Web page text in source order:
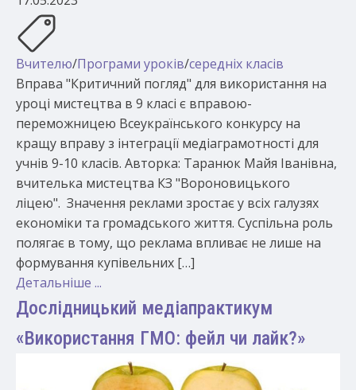
Вчителю/Програми уроків/середніх класів
Вправа "Критичний погляд" для використання на
уроці мистецтва в 9 класі є вправою-
переможницею Всеукраїнського конкурсу на
кращу вправу з інтеграції медіаграмотності для
учнів 9-10 класів. Авторка: Таранюк Майя Іванівна,
вчителька мистецтва КЗ "Вороновицького
ліцею". Значення реклами зростає у всіх галузях
економіки та громадського життя. Суспільна роль
полягає в тому, що реклама впливає не лише на
формування купівельних […]
Детальніше ...
Дослідницький медіапрактикум
«Використання ГМО: фейл чи лайк?»